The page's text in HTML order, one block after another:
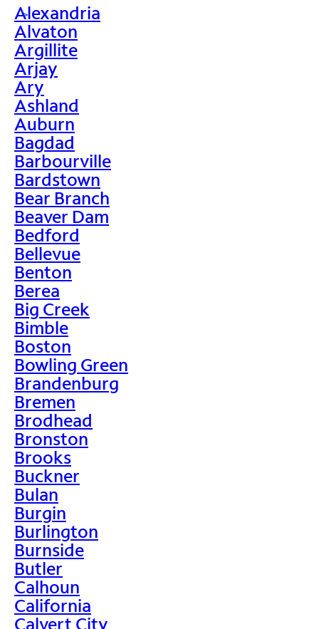
>
Alexandria
Alvaton
Argillite
Arjay
Ary
Ashland
Auburn
Bagdad
Barbourville
Bardstown
Bear Branch
Beaver Dam
Bedford
Bellevue
Benton
Berea
Big Creek
Bimble
Boston
Bowling Green
Brandenburg
Bremen
Brodhead
Bronston
Brooks
Buckner
Bulan
Burgin
Burlington
Burnside
Butler
Calhoun
California
Calvert City